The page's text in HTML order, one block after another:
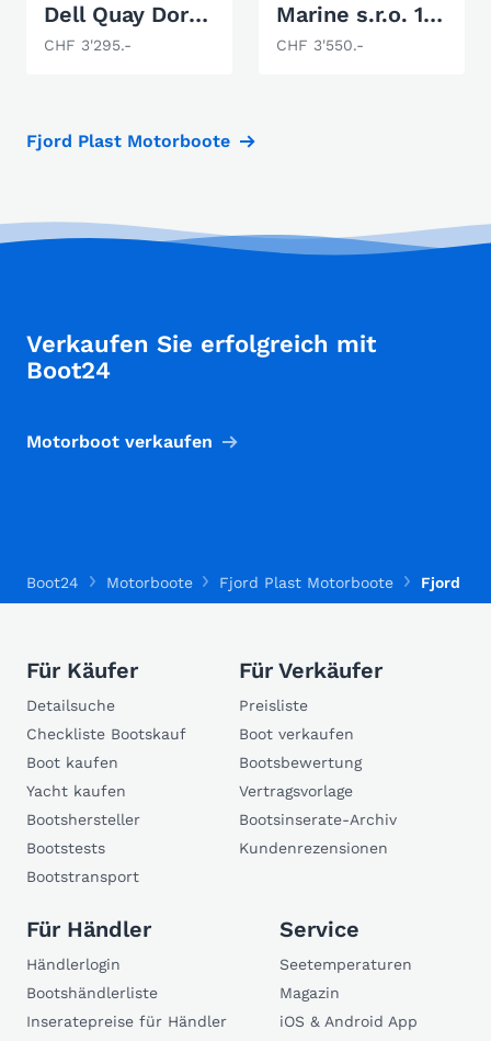
Dell Quay Dory 13 Sport
CHF 3'295.-
Marine s.r.o. 14 M
CHF 3'550.-
Fjord Plast Motorboote
Verkaufen Sie erfolgreich mit
Boot24
Motorboot verkaufen
Boot24 Motorboote Fjord Plast Motorboote Fjord
Für Käufer
Detailsuche
Checkliste Bootskauf
Boot kaufen
Yacht kaufen
Bootshersteller
Bootstests
Bootstransport
Für Verkäufer
Preisliste
Boot verkaufen
Bootsbewertung
Vertragsvorlage
Bootsinserate-Archiv
Kundenrezensionen
Für Händler
Händlerlogin
Bootshändlerliste
Inseratepreise für Händler
Service
Seetemperaturen
Magazin
iOS & Android App